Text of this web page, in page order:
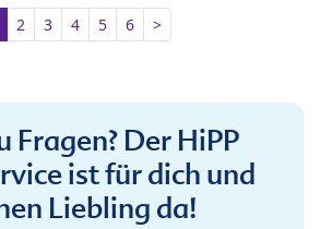
2 3 4 5 6 >
Fragen? Der HiPP
ist für dich und
Liebling da!